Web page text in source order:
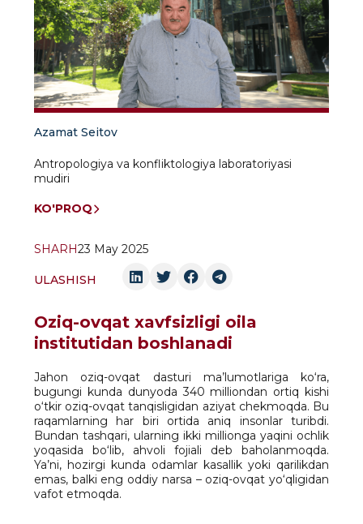
Azamat Seitov
Antropologiya va konfliktologiya laboratoriyasi
mudiri
KO'PROQ
SHARH23 May 2025
ULASHISH
Oziq-ovqat xavfsizligi oila
institutidan boshlanadi
Jahon oziq-ovqat dasturi ma’lumotlariga ko‘ra,
bugungi kunda dunyoda 340 milliondan ortiq kishi
o‘tkir oziq-ovqat tanqisligidan aziyat chekmoqda. Bu
raqamlarning har biri ortida aniq insonlar turibdi.
Bundan tashqari, ularning ikki millionga yaqini ochlik
yoqasida bo‘lib, ahvoli fojiali deb baholanmoqda.
Ya’ni, hozirgi kunda odamlar kasallik yoki qarilikdan
emas, balki eng oddiy narsa – oziq-ovqat yo‘qligidan
vafot etmoqda.